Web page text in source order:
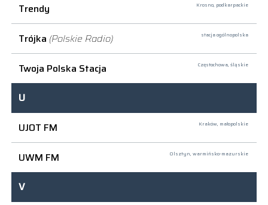
Trendy Krosno, podkarpackie
Trójka (Polskie Radio) stacja ogólnopolska
Twoja Polska Stacja Częstochowa, śląskie
U
UJOT FM
Kraków, małopolskie
UWM FM Olsztyn, warmińsko-mazurskie
V